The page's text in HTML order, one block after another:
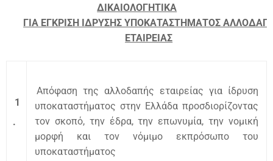
ΔΙΚΑΙΟΛΟΓΗΤΙΚΑ
ΓΙΑ ΕΓΚΡΙΣΗ ΙΔΡΥΣΗΣ ΥΠΟΚΑΤΑΣΤΗΜΑΤΟΣ
ΕΤΑΙΡΕΙΑΣ
1
.
Απόφαση της αλλοδαπής εταιρείας για ίδρυση
υποκαταστήματος στην Ελλάδα προσδιορίζοντας
τον σκοπό, την έδρα, την επωνυμία, την νομική
μορφή και τον νόμιμο εκπρόσωπο του
υποκαταστήματος